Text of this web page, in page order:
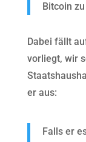
Bitcoin
Dabei fällt
vorliegt, wir
er aus:
Falls er